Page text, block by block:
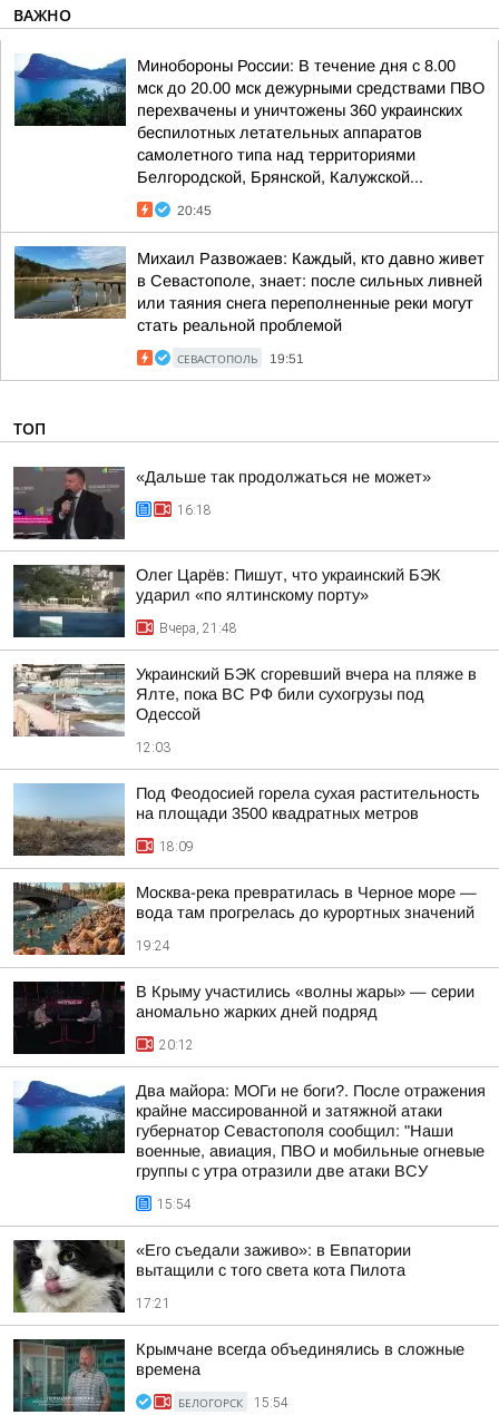
ВАЖНО
Минобороны России: В течение дня с 8.00
мск до 20.00 мск дежурными средствами ПВО
перехвачены и уничтожены 360 украинских
беспилотных летательных аппаратов
самолетного типа над территориями
Белгородской, Брянской, Калужской...
20:45
Михаил Развожаев: Каждый, кто давно живет
в Севастополе, знает: после сильных ливней
или таяния снега переполненные реки могут
стать реальной проблемой
СЕВАСТОПОЛЬ 19:51
ТОП
«Дальше так продолжаться не может»
16:18
Олег Царёв: Пишут, что украинский БЭК
ударил «по ялтинскому порту»
Вчера, 21:48
Украинский БЭК сгоревший вчера на пляже в
Ялте, пока ВС РФ били сухогрузы под
Одессой
12:03
Под Феодосией горела сухая растительность
на площади 3500 квадратных метров
18:09
Москва-река превратилась в Черное море —
вода там прогрелась до курортных значений
19:24
В Крыму участились «волны жары» — серии
аномально жарких дней подряд
20:12
Два майора: МОГи не боги?. После отражения
крайне массированной и затяжной атаки
губернатор Севастополя сообщил: "Наши
военные, авиация, ПВО и мобильные огневые
группы с утра отразили две атаки ВСУ
15:54
«Его съедали заживо»: в Евпатории
вытащили с того света кота Пилота
17:21
Крымчане всегда объединялись в сложные
времена
БЕЛОГОРСК 15:54